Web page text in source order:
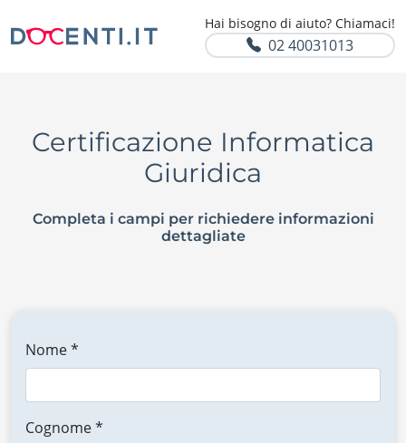
Hai bisogno di aiuto? Chiamaci!
02 40031013
Certificazione Informatica
Giuridica
Completa i campi per richiedere informazioni
dettagliate
Nome *
Cognome *